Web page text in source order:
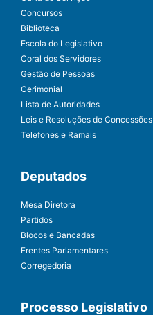
Concursos
Biblioteca
Escola do Legislativo
Coral dos Servidores
Gestão de Pessoas
Cerimonial
Lista de Autoridades
Leis e Resoluções de Concessões
Telefones e Ramais
Deputados
Mesa Diretora
Partidos
Blocos e Bancadas
Frentes Parlamentares
Corregedoria
Processo Legislativo